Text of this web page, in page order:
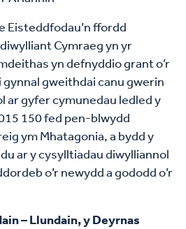
Eisteddfodau’n ffordd
Cymraeg yn yr
yn defnyddio grant o’r
gynnal gweithdai canu gwerin
ar gyfer cymunedau ledled y
150 fed pen-blwydd
ym Mhatagonia, a bydd y
ar y cysylltiadau diwylliannol
o’r newydd a gododd o’r
– Llundain, y Deyrnas